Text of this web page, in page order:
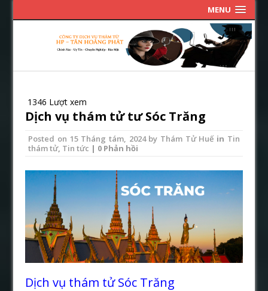
MENU
1346 Lượt xem
Dịch vụ thám tử tư Sóc Trăng
Posted on 15 Tháng tám, 2024by Thám Tử Huếin Tin
thám tử, Tin tức | 0 Phản hồi
Dịch vụ thám tử Sóc Trăng